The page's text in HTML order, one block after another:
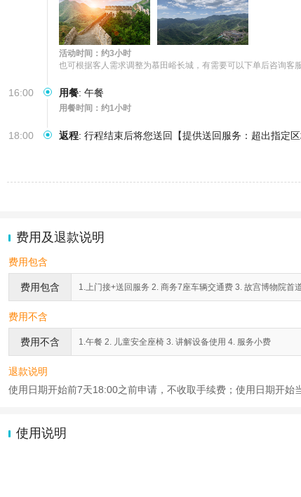
活动时间：约3小时
也可根据客人需求调整为慕田峪长城，有需要可以下单后咨询客
16:00 用餐: 午餐
用餐时间：约1小时
18:00 返程: 行程结束后将您送回【提供送回服务：超出指定区
费用及退款说明
费用包含
费用包含 1.上门接+送回服务 2. 商务7座车辆交通费 3. 故宫博物院首
费用不含
费用不含 1.午餐 2. 儿童安全座椅 3. 讲解设备使用 4. 服务小费
退款说明
使用日期开始前7天18:00之前申请，不收取手续费；使用日期开
使用说明